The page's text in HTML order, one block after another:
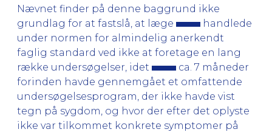
Nævnet finder på denne baggrund ikke
grundlag for at fastslå, at læge
handlede
under normen for almindelig anerkendt
faglig standard ved ikke at foretage en lang
række undersøgelser, idet
ca. 7 måneder
forinden havde gennemgået et omfattende
undersøgelsesprogram, der ikke havde vist
tegn på sygdom, og hvor der efter det oplyste
ikke var tilkommet konkrete symptomer på